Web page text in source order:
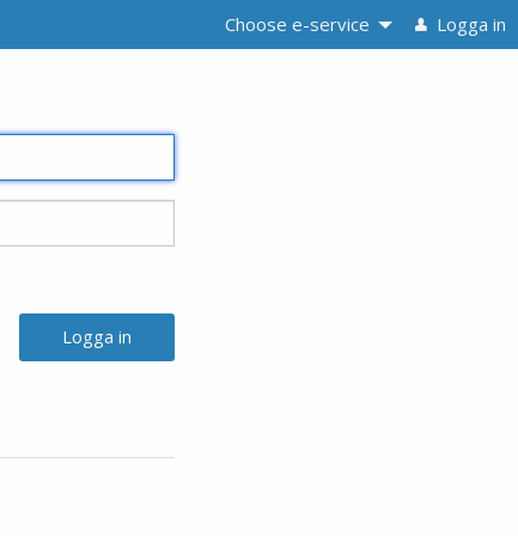
Choose e-service Logga in